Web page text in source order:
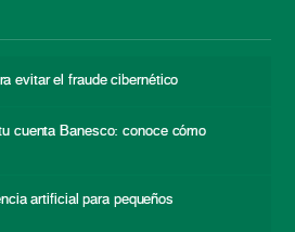
evitar el fraude cibernético
cuenta Banesco: conoce cómo
artificial para pequeños